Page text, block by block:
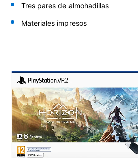
Tres pares de almohadillas
Materiales impresos